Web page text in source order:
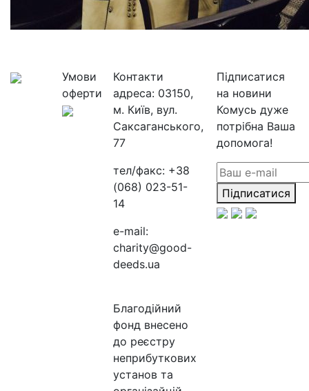
Умови
оферти
Контакти
адреса: 03150,
м. Київ, вул.
Саксаганського,
77
тел/факс: +38
(068) 023-51-
14
e-mail:
charity@good-
deeds.ua
Благодійний
фонд внесено
до реєстру
неприбуткових
установ та
Підписатися
на новини
Комусь дуже
потрібна Ваша
допомога!
Підписатися